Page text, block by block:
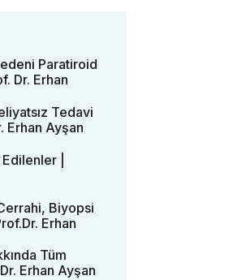
Paratiroid
Dr. Erhan
Tedavi
Erhan Ayşan
|
Biyopsi
Erhan
Tüm
Erhan Ayşan